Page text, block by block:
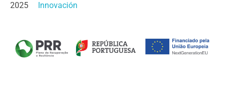
2025 Innovación